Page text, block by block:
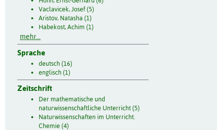
Vaclavicek, Josef (5)
Aristov, Natasha (1)
Habekost, Achim (1)
mehr...
Sprache
deutsch (16)
englisch (1)
Zeitschrift
Der mathematische und
naturwissenschaftliche Unterricht (5)
Naturwissenschaften im Unterricht.
Chemie (4)